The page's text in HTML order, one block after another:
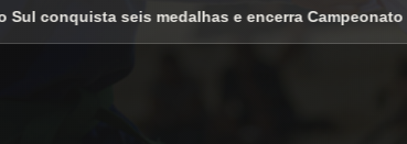
Campeonato Brasileiro Cadete 2026 entre os